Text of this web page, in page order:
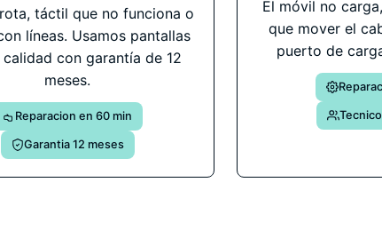
táctil que no funciona o
líneas. Usamos pantallas
con garantía de 12
meses.
Reparacion en 60 min
Garantia 12 meses
El móvil no
que mover el
puerto de